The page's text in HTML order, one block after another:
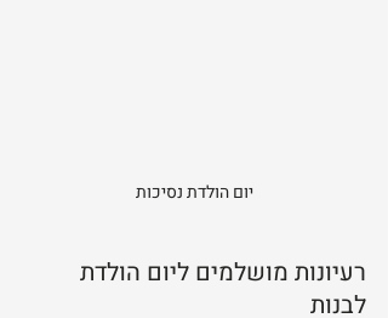
יום הולדת נסיכות
רעיונות מושלמים ליום הולדת
לבנות